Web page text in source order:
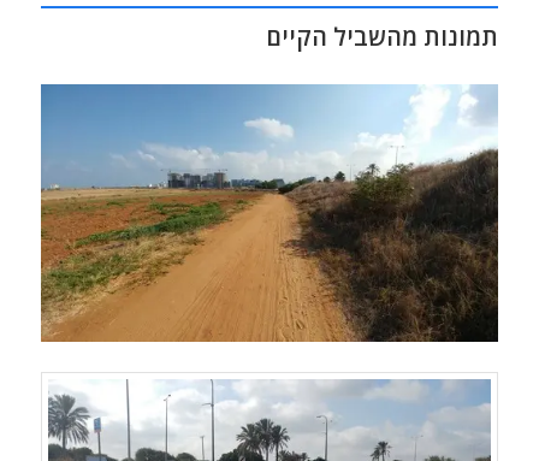
תמונות מהשביל הקיים